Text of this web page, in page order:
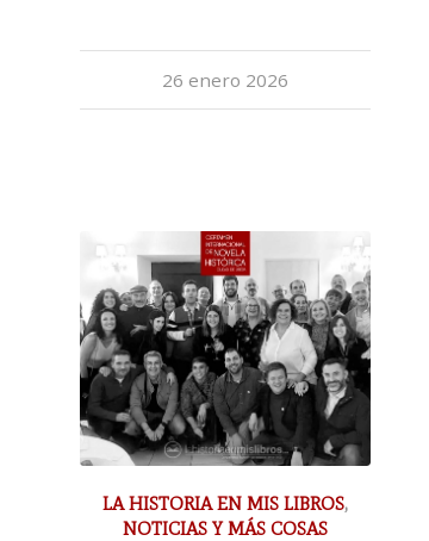
26 enero 2026
LA HISTORIA EN MIS LIBROS,
NOTICIAS Y MÁS COSAS